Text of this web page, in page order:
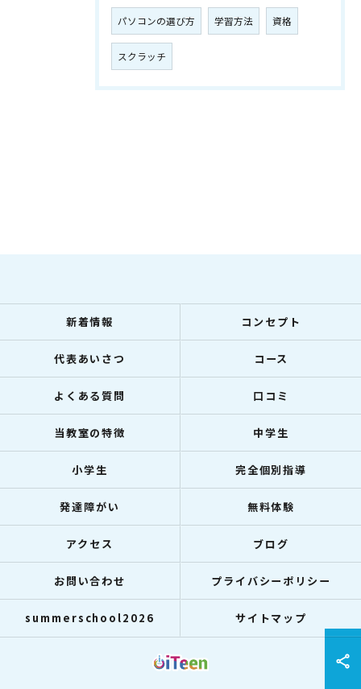
パソコンの選び方 学習方法 資格
スクラッチ
新着情報 コンセプト
代表あいさつ コース
よくある質問 口コミ
当教室の特徴 中学生
小学生 完全個別指導
発達障がい 無料体験
アクセス ブログ
お問い合わせ プライバシーポリシー
summerschool2026 サイトマップ